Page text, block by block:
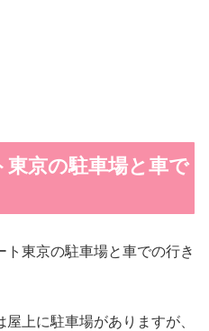
京の駐車場と車で
東京の駐車場と車での行き
上に駐車場がありますが、